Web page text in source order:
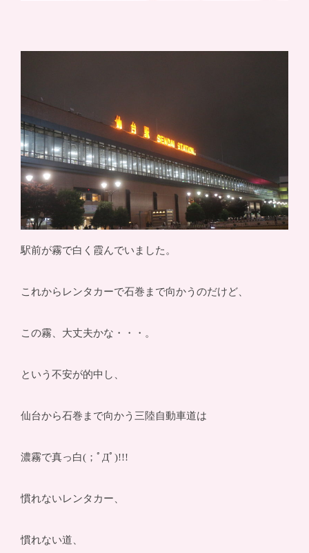
駅前が霧で白く霞んでいました。
これからレンタカーで石巻まで向かうのだけど、
この霧、大丈夫かな・・・。
という不安が的中し、
仙台から石巻まで向かう三陸自動車道は
濃霧で真っ白(；ﾟДﾟ)!!!
慣れないレンタカー、
慣れない道、